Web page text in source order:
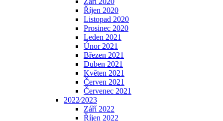
Říjen 2020
Listopad 2020
Prosinec 2020
Leden 2021
Únor 2021
Březen 2021
Duben 2021
Květen 2021
Červen 2021
Červenec 2021
2022⁄2023
Září 2022
Říjen 2022